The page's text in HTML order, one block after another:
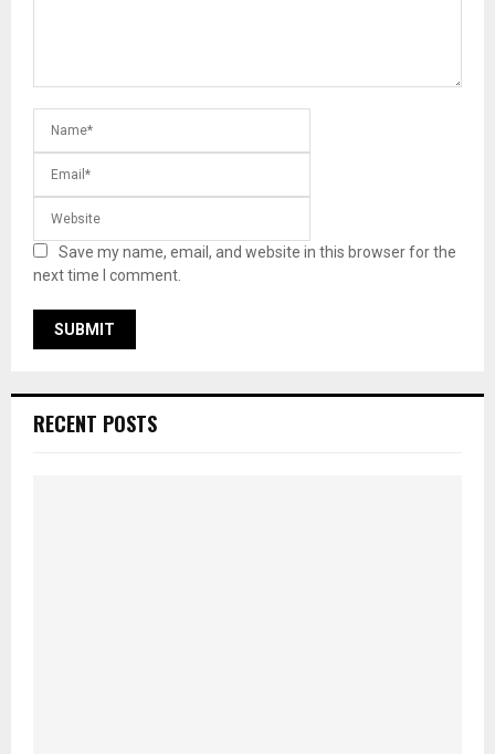
Save my name, email, and website in this browser for the
next time I comment.
RECENT POSTS